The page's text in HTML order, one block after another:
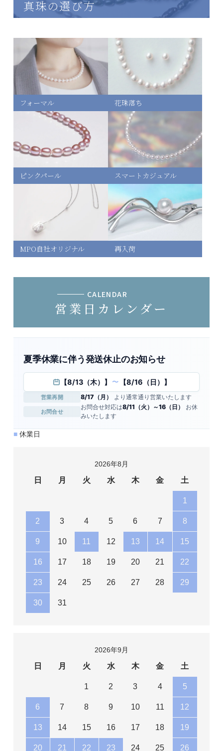
真珠の選び方
フォーマル 花珠落ち
ピンクパール スマートカジュアル
MPO自社オリジナル 再入荷
CALENDAR
営業日カレンダー
夏季休業に伴う発送休止のお知らせ
【8/13（木）】 〜 【8/16（日）】
営業再開 8/17（月） より通常通り営業いたします
お問合せ
お問合せ対応は8/11（火）～16（日）
お休
みいたします
■休業日
2026年8月
日 月 火 水 木 金 土
1
2 3 4 5 6 7 8
9 10 11 12 13 14 15
16 17 18 19 20 21 22
23 24 25 26 27 28 29
30 31
2026年9月
日 月 火 水 木 金 土
1 2 3 4 5
6 7 8 9 10 11 12
13 14 15 16 17 18 19
20 21 22 23 24 25 26